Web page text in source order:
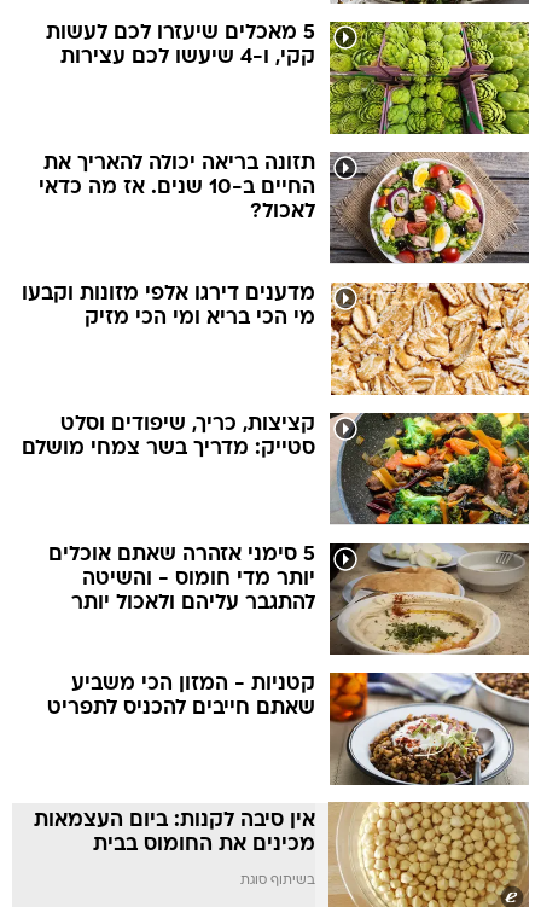
5 מאכלים שיעזרו לכם לעשות
קקי, ו-4 שיעשו לכם עצירות
תזונה בריאה יכולה להאריך את
החיים ב-10 שנים. אז מה כדאי
לאכול?
מדענים דירגו אלפי מזונות וקבעו
מי הכי בריא ומי הכי מזיק
קציצות, כריך, שיפודים וסלט
סטייק: מדריך בשר צמחי מושלם
5 סימני אזהרה שאתם אוכלים
יותר מדי חומוס - והשיטה
להתגבר עליהם ולאכול יותר
קטניות - המזון הכי משביע
שאתם חייבים להכניס לתפריט
אין סיבה לקנות: ביום העצמאות
מכינים את החומוס בבית
בשיתוף סוגת